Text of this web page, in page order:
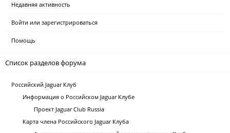
Недавняя активность
Войти или зарегистрироваться
Помощь
Список разделов форума
Российский Jaguar Клуб
Информация о Российском Jaguar Клубе
Проект Jaguar Club Russia
Карта члена Российского Jaguar Клуба